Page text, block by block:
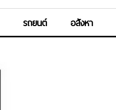
รถยนต์ อสังหา